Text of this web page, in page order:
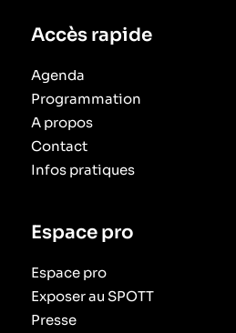
Accès rapide
Agenda
Programmation
A propos
Contact
Infos pratiques
Espace pro
Espace pro
Exposer au SPOTT
Presse